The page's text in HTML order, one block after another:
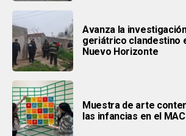
Avanza la
geriátrico clandestino
Nuevo Horizonte
Muestra de arte
las infancias en el